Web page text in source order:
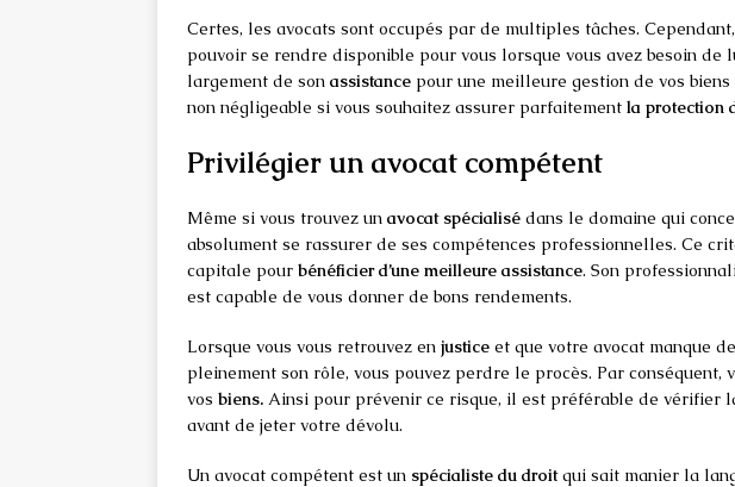
Certes, les avocats sont occupés par de multiples tâches.
pouvoir se rendre disponible pour vous lorsque vous avez besoin de
largement de son assistance pour une meilleure gestion de vos
non négligeable si vous souhaitez assurer parfaitement la protection
Privilégier un avocat compétent
Même si vous trouvez un avocat spécialisé dans le domaine qui
absolument se rassurer de ses compétences professionnelles. Ce
capitale pour bénéficier d’une meilleure assistance. Son
est capable de vous donner de bons rendements.
Lorsque vous vous retrouvez en justice et que votre avocat manque
pleinement son rôle, vous pouvez perdre le procès. Par conséquent,
vos biens. Ainsi pour prévenir ce risque, il est préférable de vérifier
avant de jeter votre dévolu.
Un avocat compétent est un spécialiste du droitqui sait manier la